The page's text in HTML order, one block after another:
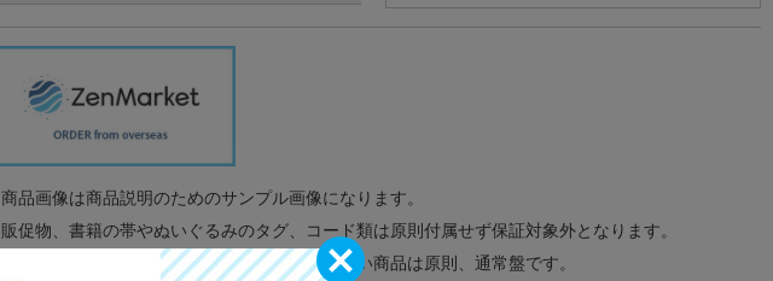
商品画像は商品説明のためのサンプル画像になります。
販促物、書籍の帯やぬいぐるみのタグ、コード類は原則付属せず保証対象外となります。
商品名や備考欄に特別な記載が無い限り取り扱い商品は原則、通常盤です。